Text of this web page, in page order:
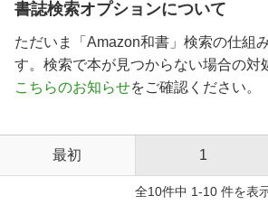
書誌検索オプションについて
ただいま「Amazon和書」検索の仕組
す。検索で本が見つからない場合の対
こちらのお知らせをご確認ください。
最初 1
全10件中 1-10 件を表